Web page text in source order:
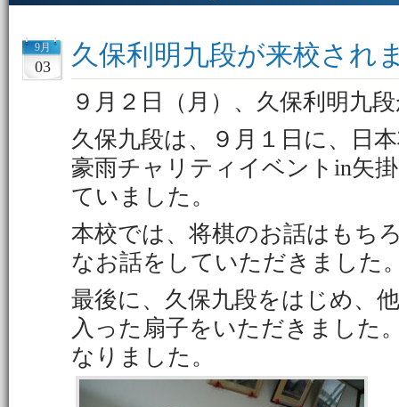
9月
03 久保利明九段が来校され
９月２日（月）、久保利明九
久保九段は、９月１日に、日
豪雨チャリティイベントin矢
ていました。
本校では、将棋のお話はもち
なお話をしていただきました
最後に、久保九段をはじめ、
入った扇子をいただきました
なりました。